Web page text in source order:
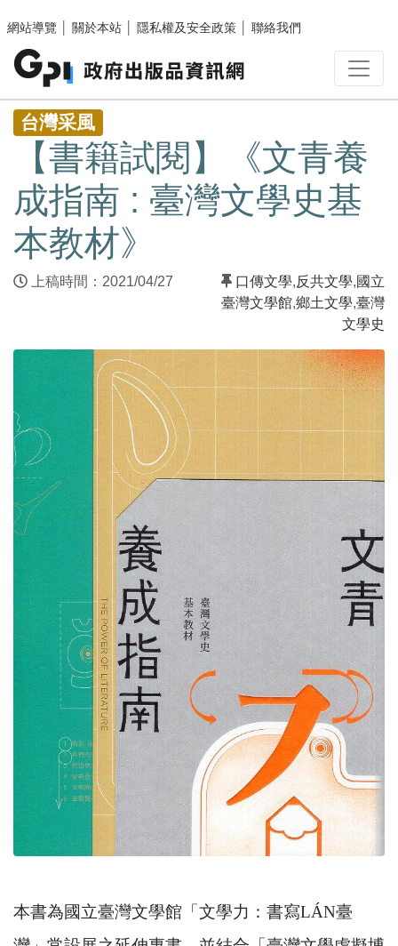
網站導覽
關於本站 隱私權及安全政策 聯絡我們
:::
台灣采風
【書籍試閱】《文青養
成指南 : 臺灣文學史基
本教材》
上稿時間：2021/04/27 口傳文學,反共文學,國立
臺灣文學館,鄉土文學,臺灣
文學史
本書為國立臺灣文學館「文學力：書寫LÁN臺